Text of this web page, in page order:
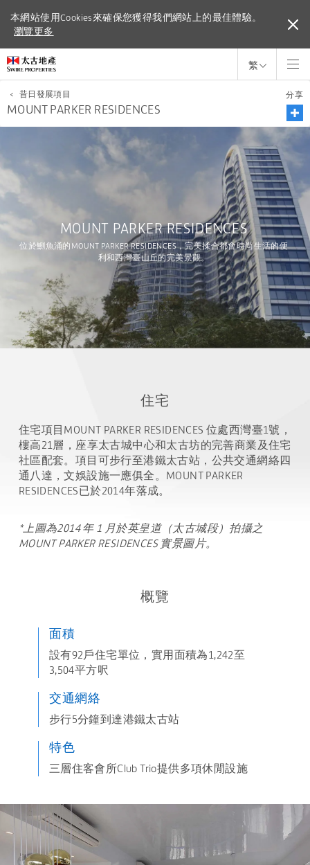
本網站使用Cookies來確保您獲得我們網站上的最佳體驗。
瀏覽更多
本網站使用Cookies來確保您獲得我們網站上的最佳體驗。
瀏覽更多
繁
< 昔日發展項目
MOUNT PARKER RESIDENCES
分享
MOUNT PARKER RESIDENCES
位於鰂魚涌的MOUNT PARKER RESIDENCES，完美揉合都會時尚生活的便
利和西灣臺山丘的完美景觀。
住宅
住宅項目MOUNT PARKER RESIDENCES 位處西灣臺1號，
樓高21層，座享太古城中心和太古坊的完善商業及住宅
社區配套。項目可步行至港鐵太古站，公共交通網絡四
通八達，文娛設施一應俱全。MOUNT PARKER
RESIDENCES已於2014年落成。
*上圖為2014 年 1 月於英皇道（太古城段）拍攝之
MOUNT PARKER RESIDENCES 實景圖片。
概覽
面積
設有92戶住宅單位，實用面積為1,242至
3,504平方呎
交通網絡
步行5分鐘到達港鐵太古站
特色
三層住客會所Club Trio提供多項休閒設施